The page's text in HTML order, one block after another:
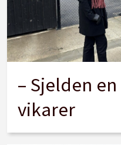
– Sjelden
vikarer